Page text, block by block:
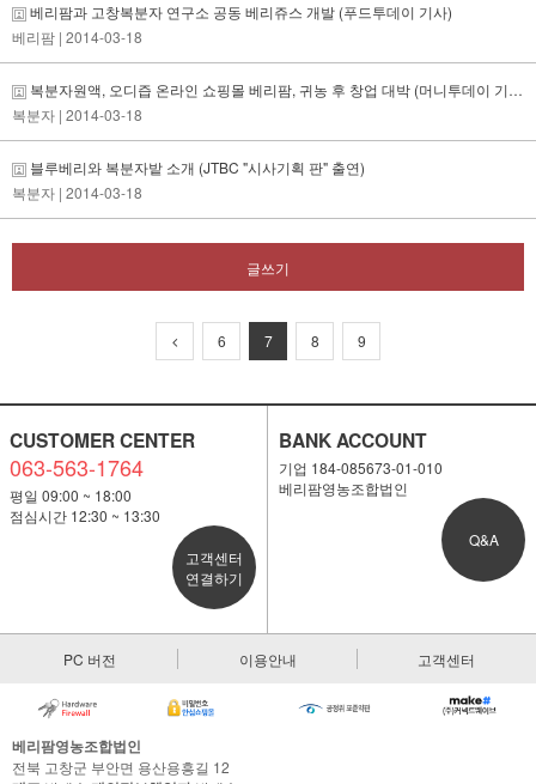
베리팜과 고창복분자 연구소 공동 베리쥬스 개발 (푸드투데이 기사)
베리팜 | 2014-03-18
복분자원액, 오디즙 온라인 쇼핑몰 베리팜, 귀농 후 창업 대박 (머니투데이 기사)
복분자 | 2014-03-18
블루베리와 복분자밭 소개 (JTBC "시사기획 판" 출연)
복분자 | 2014-03-18
글쓰기
6 7 8 9
CUSTOMER CENTER
063-563-1764
평일 09:00 ~ 18:00
점심시간 12:30 ~ 13:30
고객센터
연결하기
BANK ACCOUNT
기업 184-085673-01-010
베리팜영농조합법인
Q&A
PC 버전 이용안내 고객센터
베리팜영농조합법인
전북 고창군 부안면 용산용흥길 12